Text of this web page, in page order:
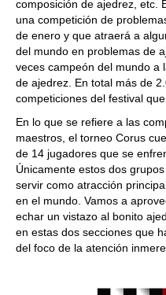
composición de ajedrez, etc.
una competición de
de enero y que atraerá a
del mundo en problemas de
veces campeón del mundo a
de ajedrez. En total más de
competiciones del festival
En lo que se refiere a las
maestros, el torneo Corus
de 14 jugadores que se
Únicamente estos dos
servir como atracción
en el mundo. Vamos a
echar un vistazo al bonito
en estas dos secciones que
del foco de la atención